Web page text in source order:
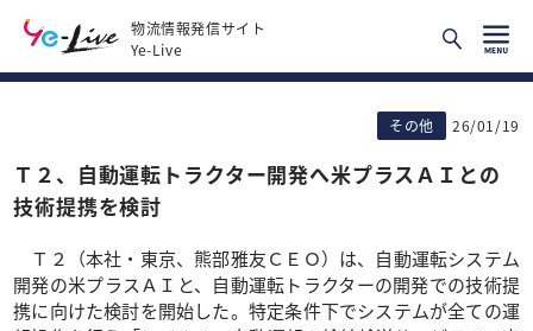
物流情報発信サイト
Ye-Live
その他 26/01/19
Ｔ２、自動運転トラクター開発へ米プラスＡＩとの
技術提携を検討
Ｔ２（本社・東京、熊部雅友ＣＥＯ）は、自動運転システム
開発の米プラスＡＩと、自動運転トラクターの開発での技術提
携に向けた検討を開始した。特定条件下でシステムが全ての運